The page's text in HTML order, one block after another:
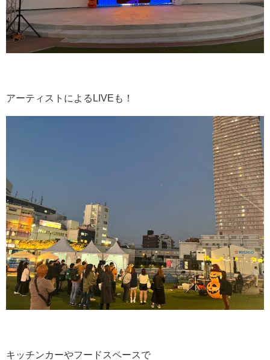
アーティストによる LIVE も！
キッチンカーやフードスペースで